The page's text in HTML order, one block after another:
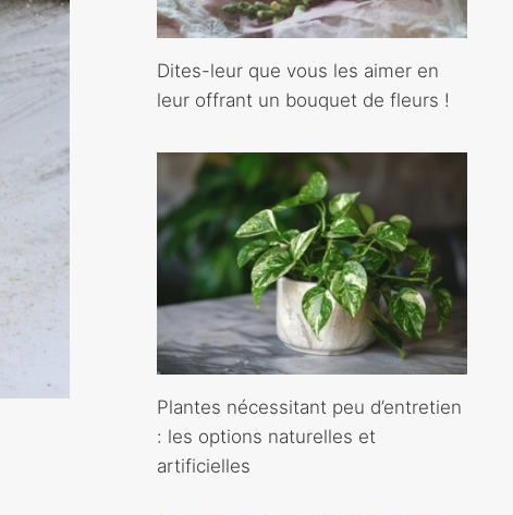
Dites-leur que vous les aimer en
leur offrant un bouquet de fleurs !
Plantes nécessitant peu d’entretien
: les options naturelles et
artificielles